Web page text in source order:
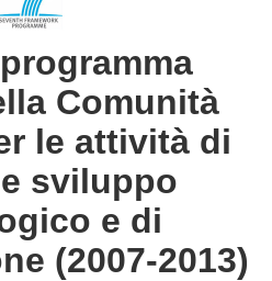
Comunità
le attività di
sviluppo
e di
(2007-2013)